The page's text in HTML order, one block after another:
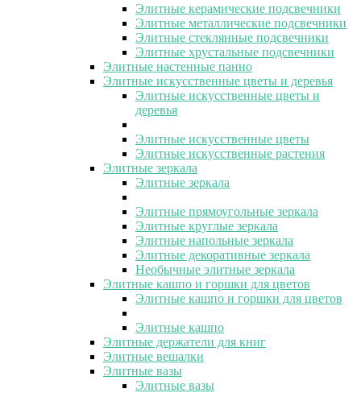
Элитные керамические подсвечники
Элитные металлические подсвечники
Элитные стеклянные подсвечники
Элитные хрустальные подсвечники
Элитные настенные панно
Элитные искусственные цветы и деревья
Элитные искусственные цветы и
деревья
Элитные искусственные цветы
Элитные искусственные растения
Элитные зеркала
Элитные зеркала
Элитные прямоугольные зеркала
Элитные круглые зеркала
Элитные напольные зеркала
Элитные декоративные зеркала
Необычные элитные зеркала
Элитные кашпо и горшки для цветов
Элитные кашпо и горшки для цветов
Элитные кашпо
Элитные держатели для книг
Элитные вешалки
Элитные вазы
Элитные вазы